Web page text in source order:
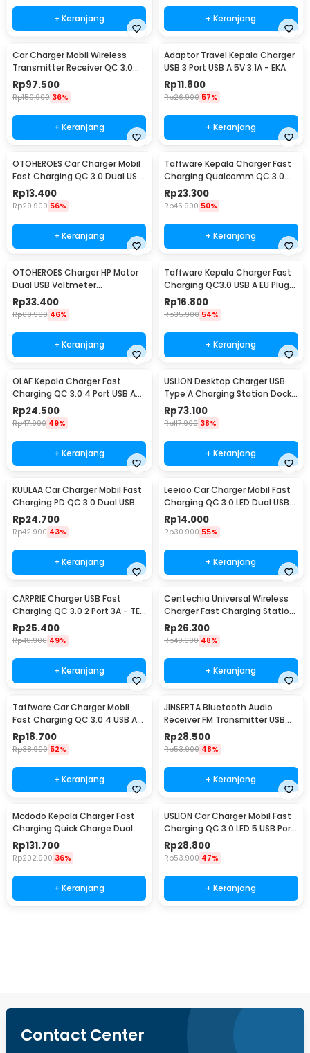
+ Keranjang + Keranjang
Car Charger Mobil Wireless
Transmitter Receiver QC 3.0
Dual USB 3.1A - HY-82
Rp97.500
Rp150.900 36%
+ Keranjang
Adaptor Travel Kepala Charger
USB 3 Port USB A 5V 3.1A - EKA
Rp11.800
Rp26.900 57%
+ Keranjang
OTOHEROES Car Charger Mobil
Fast Charging QC 3.0 Dual USB
3.1A 30W - DC-681
Rp13.400
Rp29.900 56%
+ Keranjang
Taffware Kepala Charger Fast
Charging Qualcomm QC 3.0
USB 3 Port USB - AR-QC-03
Rp23.300
Rp45.900 50%
+ Keranjang
OTOHEROES Charger HP Motor
Dual USB Voltmeter
Waterproof 4.2A - Y451
Rp33.400
Rp60.900 46%
+ Keranjang
Taffware Kepala Charger Fast
Charging QC3.0 USB A EU Plug
3A 18W - TE-007
Rp16.800
Rp35.900 54%
+ Keranjang
OLAF Kepala Charger Fast
Charging QC 3.0 4 Port USB A
48 W - BK-376
Rp24.500
Rp47.900 49%
+ Keranjang
USLION Desktop Charger USB
Type A Charging Station Dock
5 Port 4A - US04
Rp73.100
Rp117.900 38%
+ Keranjang
KUULAA Car Charger Mobil Fast
Charging PD QC 3.0 Dual USB
1.67A 20W - A318
Rp24.700
Rp42.900 43%
+ Keranjang
Leeioo Car Charger Mobil Fast
Charging QC 3.0 LED Dual USB
Port 2.4A - LE001
Rp14.000
Rp30.900 55%
+ Keranjang
CARPRIE Charger USB Fast
Charging QC 3.0 2 Port 3A - TE-
820
Rp25.400
Rp48.900 49%
+ Keranjang
Centechia Universal Wireless
Charger Fast Charging Station
Base 2A 10W - K8
Rp26.300
Rp49.900 48%
+ Keranjang
Taffware Car Charger Mobil
Fast Charging QC 3.0 4 USB A
Port 7A 35W - BK-358
Rp18.700
Rp38.900 52%
+ Keranjang
JINSERTA Bluetooth Audio
Receiver FM Transmitter USB
Charger - X8
Rp28.500
Rp53.900 48%
+ Keranjang
Mcdodo Kepala Charger Fast
Charging Quick Charge Dual
Port USB 33 W - CH-092
Rp131.700
Rp202.900 36%
+ Keranjang
USLION Car Charger Mobil Fast
Charging QC 3.0 LED 5 USB Port
A 15A 18W - BK-359
Rp28.800
Rp53.900 47%
+ Keranjang
Contact Center